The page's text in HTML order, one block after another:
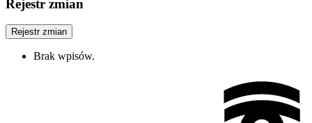
Rejestr zmian
Rejestr zmian
Brak wpisów.